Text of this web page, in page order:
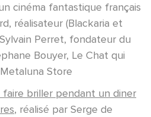
cinéma fantastique français
réalisateur (Blackaria et
Perret, fondateur du
Bouyer, Le Chat qui
Store
faire briller pendant un diner
, réalisé par Serge de